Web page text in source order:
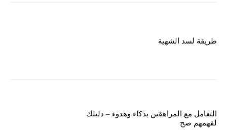
طريقة لسد الشهية
التعامل مع المراهقين بذكاء وهدوء – دليلك
لفهمهم صح